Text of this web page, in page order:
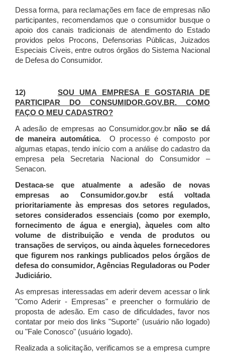
Dessa forma, para reclamações em face de empresas não
participantes, recomendamos que o consumidor busque o
apoio dos canais tradicionais de atendimento do Estado
providos pelos Procons, Defensorias Públicas, Juizados
Especiais Cíveis, entre outros órgãos do Sistema Nacional
de Defesa do Consumidor.
12) SOU UMA EMPRESA E GOSTARIA DE
PARTICIPAR DO CONSUMIDOR.GOV.BR. COMO
FAÇO O MEU CADASTRO?
A adesão de empresas ao Consumidor.gov.br não se dá
de maneira automática. O processo é composto por
algumas etapas, tendo início com a análise do cadastro da
empresa pela Secretaria Nacional do Consumidor –
Senacon.
Destaca-se que atualmente a adesão de novas
empresas ao Consumidor.gov.br está voltada
prioritariamente às empresas dos setores regulados,
setores considerados essenciais (como por exemplo,
fornecimento de água e energia), àqueles com alto
volume de distribuição e venda de produtos ou
transações de serviços, ou ainda àqueles fornecedores
que figurem nos rankings publicados pelos órgãos de
defesa do consumidor, Agências Reguladoras ou Poder
Judiciário.
As empresas interessadas em aderir devem acessar o link
"Como Aderir - Empresas" e preencher o formulário de
proposta de adesão. Em caso de dificuldades, favor nos
contatar por meio dos links "Suporte" (usuário não logado)
ou "Fale Conosco" (usuário logado).
Realizada a solicitação, verificamos se a empresa cumpre